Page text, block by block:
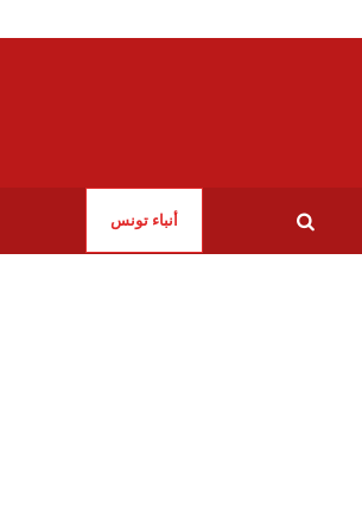
| Articles interdits et sanctions pour les
أنباء تونس